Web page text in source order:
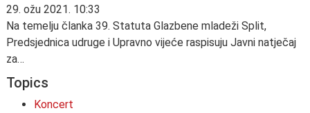
29. ožu 2021. 10:33
Na temelju članka 39. Statuta Glazbene mladeži Split,
Predsjednica udruge i Upravno vijeće raspisuju Javni natječaj
za…
Topics
Koncert